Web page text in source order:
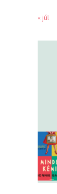
« júl